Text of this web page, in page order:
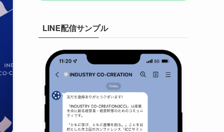
LINE配信サンプル